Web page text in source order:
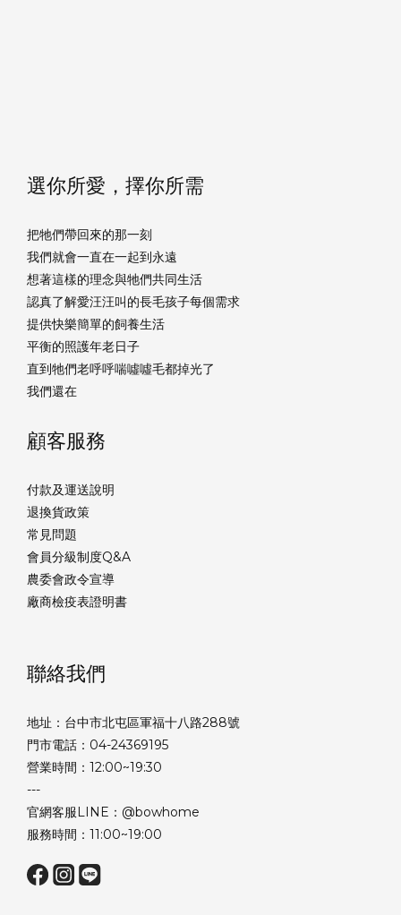
選你所愛，擇你所需
把牠們帶回來的那一刻
我們就會一直在一起到永遠
想著這樣的理念與牠們共同生活
認真了解愛汪汪叫的長毛孩子每個需求
提供快樂簡單的飼養生活
平衡的照護年老日子
直到牠們老呼呼喘噓噓毛都掉光了
我們還在
顧客服務
付款及運送說明
退換貨政策
常見問題
會員分級制度Q&A
農委會政令宣導
廠商檢疫表證明書
聯絡我們
地址：台中市北屯區軍福十八路288號
門市電話：04-24369195
營業時間：12:00~19:30
---
官網客服LINE：@bowhome
服務時間：11:00~19:00